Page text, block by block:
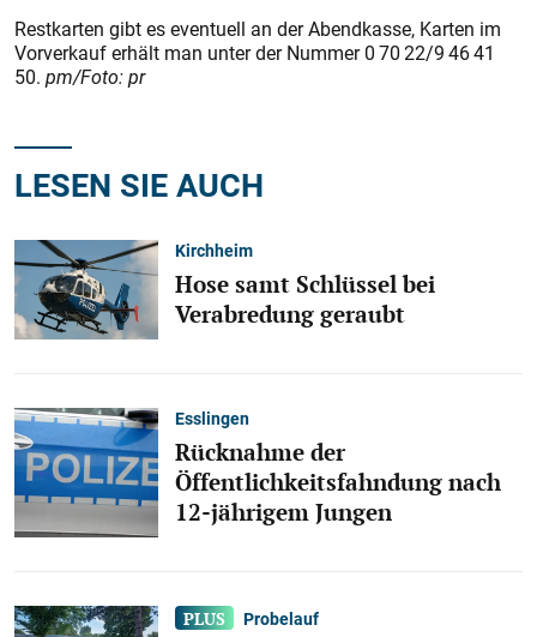
Restkarten gibt es eventuell an der Abendkasse, Karten im
Vorverkauf erhält man unter der Nummer 0 70 22/9 46 41
50. pm/Foto: pr
LESEN SIE AUCH
Kirchheim
Hose samt Schlüssel bei
Verabredung geraubt
Esslingen
Rücknahme der
Öffentlichkeitsfahndung nach
12-jährigem Jungen
Probelauf